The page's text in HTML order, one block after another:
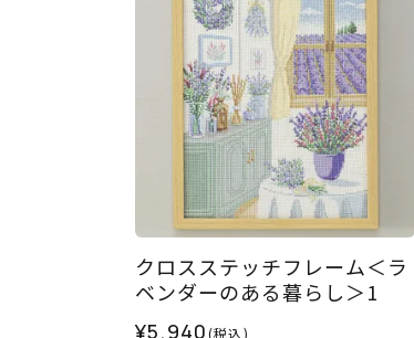
クロスステッチフレーム＜ラ
ベンダーのある暮らし＞1
¥5,940(税込)